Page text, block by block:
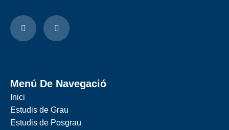
Menú De Navegació
Inici
Estudis de Grau
Estudis de Posgrau